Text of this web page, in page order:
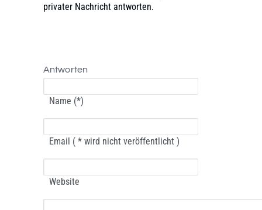
privater Nachricht antworten.
Antworten
Name (*)
Email ( * wird nicht veröffentlicht )
Website